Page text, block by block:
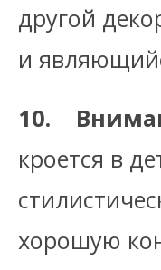
другой
и
10.
кроется в
хорошую